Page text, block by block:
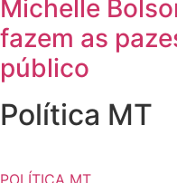
Michelle
fazem as
público
Política MT
POLÍTICA MT